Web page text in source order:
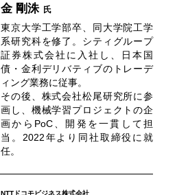
金 剛洙 氏
東京大学工学部卒、同大学院工学
系研究科を修了。シティグループ
証券株式会社に入社し、日本国
債・金利デリバティブのトレーデ
ィング業務に従事。
その後、株式会社松尾研究所に参
画し、機械学習プロジェクトの企
画からPoC、開発を一貫して担
当。2022年より同社取締役に就
任。
NTTドコモビジネス株式会社